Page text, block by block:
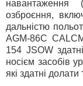
навантаження
озброєння,
дальністю
AGM-86C
154 JSOW
носієм засобів
які здатні долати